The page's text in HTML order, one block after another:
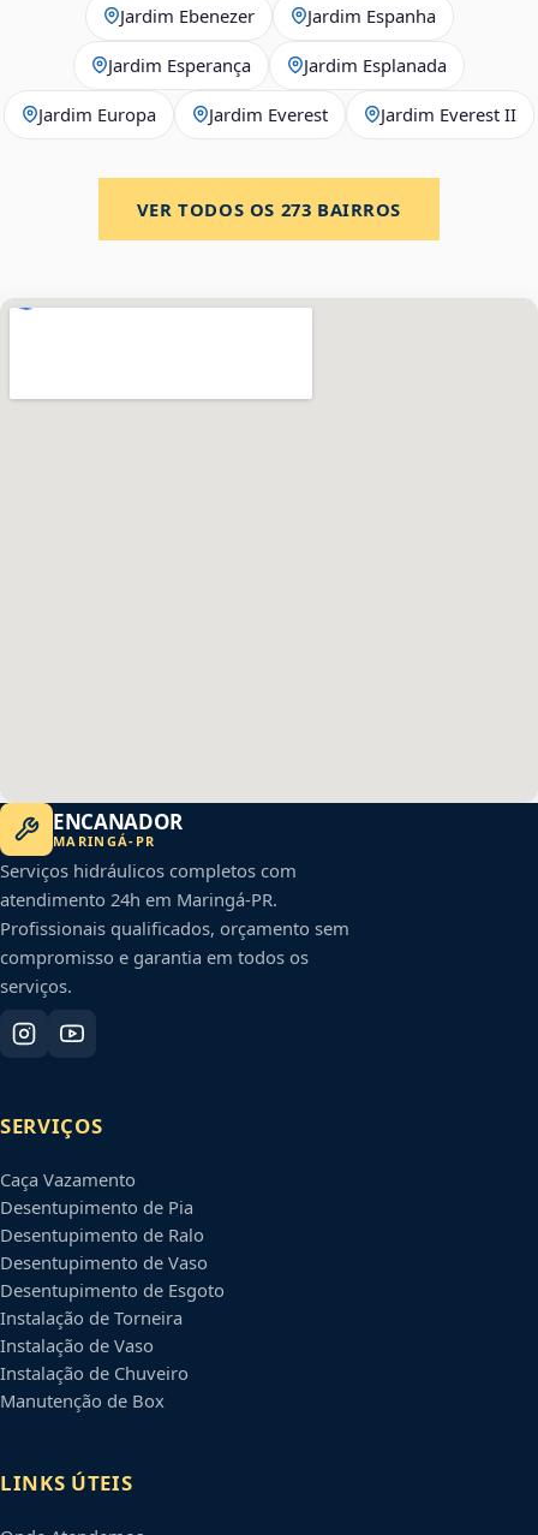
Jardim Ebenezer Jardim Espanha
Jardim Esperança Jardim Esplanada
Jardim Europa Jardim Everest Jardim Everest II
VER TODOS OS 273 BAIRROS
ENCANADOR
MARINGÁ- PR
Serviços hidráulicos completos com
atendimento 24h em Maringá-PR.
Profissionais qualificados, orçamento sem
compromisso e garantia em todos os
serviços.
SERVIÇOS
Caça Vazamento
Desentupimento de Pia
Desentupimento de Ralo
Desentupimento de Vaso
Desentupimento de Esgoto
Instalação de Torneira
Instalação de Vaso
Instalação de Chuveiro
Manutenção de Box
LINKS ÚTEIS